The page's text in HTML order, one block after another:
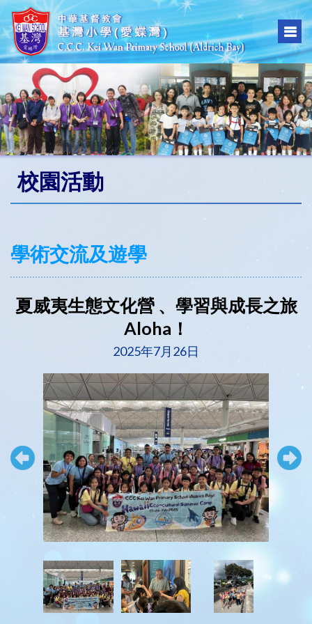
校園活動
學術交流及遊學
夏威夷生態文化營 、學習與成長之旅
Aloha！
2025年7月26日